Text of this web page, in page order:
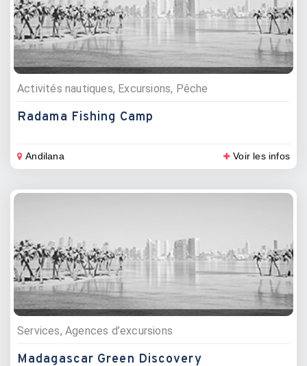
Activités nautiques, Excursions, Pêche
Radama Fishing Camp
Andilana Voir les infos
Services, Agences d’excursions
Madagascar Green Discovery